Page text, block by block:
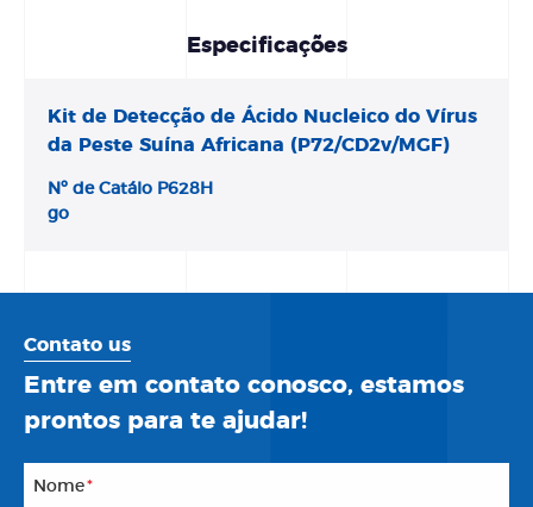
Especificações
Kit de Detecção de Ácido Nucleico do Vírus
da Peste Suína Africana (P72/CD2v/MGF)
Nº de Catálo
go
P628H
Contato us
Entre em contato conosco, estamos
prontos para te ajudar!
Nome*